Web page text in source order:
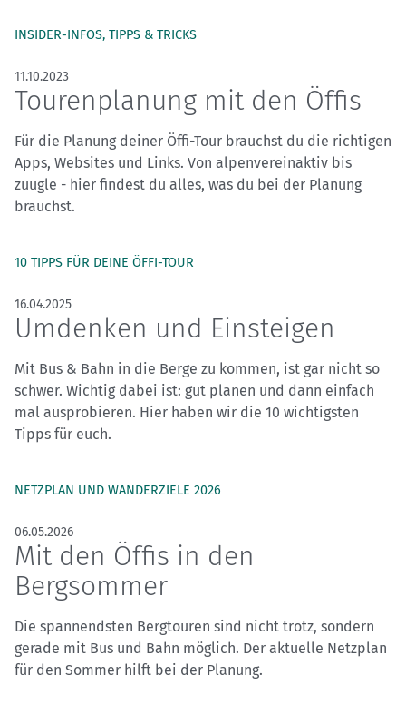
INSIDER-INFOS, TIPPS & TRICKS
11.10.2023
Tourenplanung mit den Öffis
Für die Planung deiner Öffi-Tour brauchst du die richtigen
Apps, Websites und Links. Von alpenvereinaktiv bis
zuugle - hier findest du alles, was du bei der Planung
brauchst.
10 TIPPS FÜR DEINE ÖFFI-TOUR
16.04.2025
Umdenken und Einsteigen
Mit Bus & Bahn in die Berge zu kommen, ist gar nicht so
schwer. Wichtig dabei ist: gut planen und dann einfach
mal ausprobieren. Hier haben wir die 10 wichtigsten
Tipps für euch.
NETZPLAN UND WANDERZIELE 2026
06.05.2026
Mit den Öffis in den
Bergsommer
Die spannendsten Bergtouren sind nicht trotz, sondern
gerade mit Bus und Bahn möglich. Der aktuelle Netzplan
für den Sommer hilft bei der Planung.